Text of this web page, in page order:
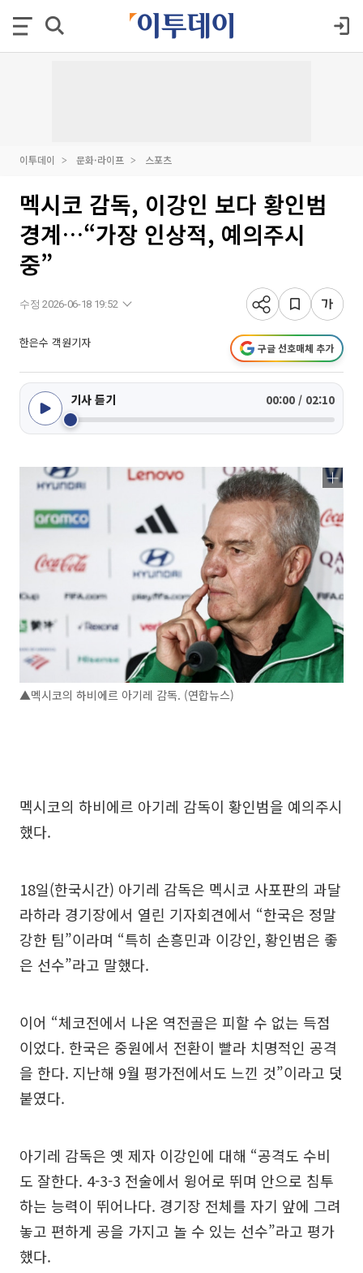
이투데이 문화·라이프 스포츠
멕시코 감독, 이강인 보다 황인범
경계…“가장 인상적, 예의주시
중”
수정 2026-06-18 19:52
한은수 객원기자 구글 선호매체 추가
기사 듣기 00:00 / 02:10
▲멕시코의 하비에르 아기레 감독. (연합뉴스)
멕시코의 하비에르 아기레 감독이 황인범을 예의주시
했다.
18일(한국시간) 아기레 감독은 멕시코 사포판의 과달
라하라 경기장에서 열린 기자회견에서 “한국은 정말
강한 팀”이라며 “특히 손흥민과 이강인, 황인범은 좋
은 선수”라고 말했다.
이어 “체코전에서 나온 역전골은 피할 수 없는 득점
이었다. 한국은 중원에서 전환이 빨라 치명적인 공격
을 한다. 지난해 9월 평가전에서도 느낀 것”이라고 덧
붙였다.
아기레 감독은 옛 제자 이강인에 대해 “공격도 수비
도 잘한다. 4-3-3 전술에서 윙어로 뛰며 안으로 침투
하는 능력이 뛰어나다. 경기장 전체를 자기 앞에 그려
놓고 편하게 공을 가지고 놀 수 있는 선수”라고 평가
했다.